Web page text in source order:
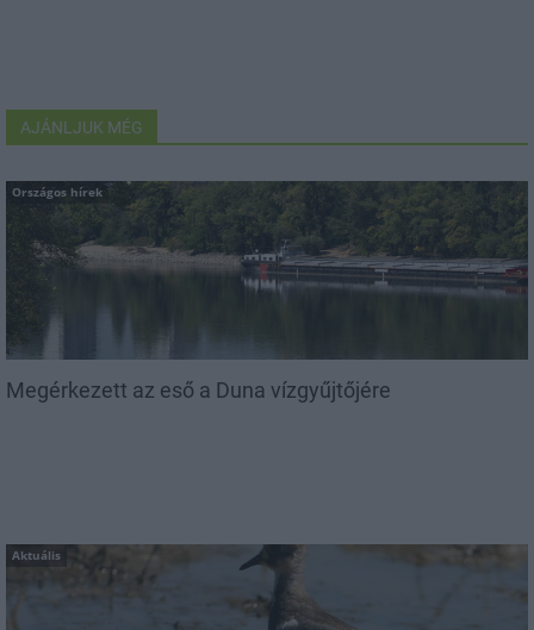
AJÁNLJUK MÉG
Országos hírek
Megérkezett az eső a Duna vízgyűjtőjére
Aktuális